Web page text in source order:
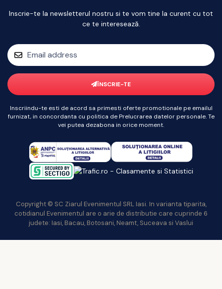
Inscrie-te la newsletterul nostru si te vom tine la curent cu tot
ce te interesează.
ÎNSCRIE-TE
Inscriindu-te esti de acord sa primesti oferte promotionale pe emailul
furnizat, in concordanta cu politica de Prelucrarea datelor personale. Te
vei putea dezabona in orice moment.
Copyright © SC Ziarul Evenimentul SRL Iasi. In varianta tiparita,
cotidianul Evenimentul are o arie de distributie care cuprinde 6
judete: Iasi, Bacau, Botosani, Neamt, Suceava si Vaslui